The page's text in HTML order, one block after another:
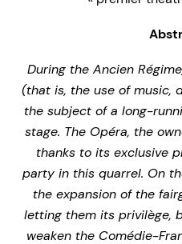
During the Ancien
(that is, the use of music,
the subject of a long-
stage. The Opéra, the
thanks to its exclusive
party in this quarrel. On
the expansion of the
letting them its privilège,
weaken the Comédie-